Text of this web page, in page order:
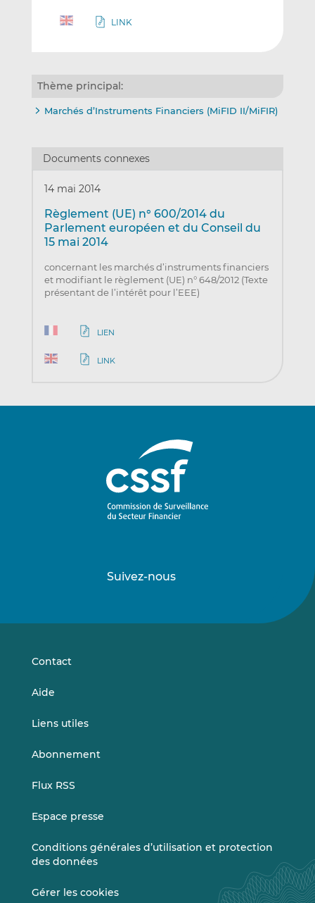
LINK
Thème principal:
Marchés d’Instruments Financiers (MiFID II/MiFIR)
Documents connexes
14 mai 2014
Règlement (UE) n° 600/2014 du
Parlement européen et du Conseil du
15 mai 2014
concernant les marchés d’instruments financiers
et modifiant le règlement (UE) n° 648/2012 (Texte
présentant de l’intérêt pour l’EEE)
LIEN
LINK
Suivez-nous
sursur
Contact
Aide
Liens utiles
Abonnement
Flux RSS
Espace presse
Conditions générales d’utilisation et protection
des données
Gérer les cookies